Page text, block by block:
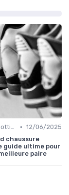
Bottes et Bottines • 12/06/2025
chaussure
guide ultime pour
paire